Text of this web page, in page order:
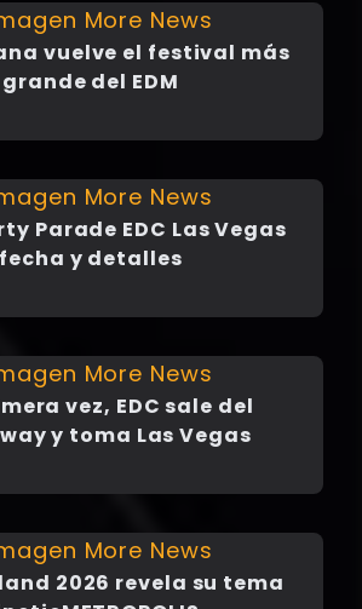
vuelve el festival más
grande del EDM
Parade EDC Las Vegas
fecha y detalles
vez, EDC sale del
y toma Las Vegas
2026 revela su tema